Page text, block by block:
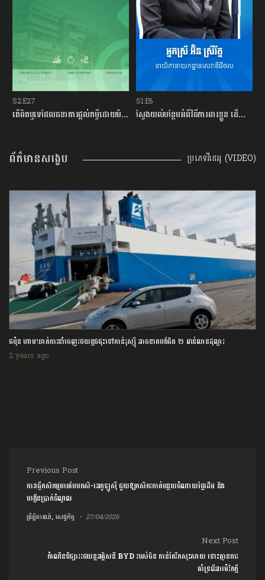
S2:E27
តើពិតឬទេដែលធនាគារផ្ដល់កម្ចីដោយមិនសិក្សាលើលទ្ធភាពសងត្រឡប់?
S1:E6
ស្វែងយល់បន្ថែមអំពីវិធីការពារខ្លួន ដើម្បីជៀសវាងពីការឆបោកតាមបច្ចេកវិទ្យាហិរញ្ញវត្ថុ!
ព័ត៌មានសង្ខេប ប្រភេទវីដេអូ (VIDEO)
ជប៉ុន ហាមឃាត់ការនាំចេញរថយន្តជជុះទៅកាន់រុស្ស៊ី អាចខាតបង់ជិត ២ ពាន់លានដុល្លារ
2 years ago
Post navigation
Previous Post
ការ​ធ្វើកសិកម្ម​តាមបែ​បកសិ-អេកូឡូស៊ី ជួយឱ្យកសិករ​​កាត់បន្ថយចំណាយថ្លៃដើម​ និង
បង្កើន​ប្រាក់ចំណូល​
ព្រឹត្តិការណ៍, សេដ្ឋកិច្ច 27/04/2026
Next Post
កំណើនទីផ្សាររថយន្តអគ្គិសនី BYD របស់ចិន កាន់តែរីកសុះសាយ ទោះគ្មានការ
គាំទ្រពីអាម៉េរិកក្ដី